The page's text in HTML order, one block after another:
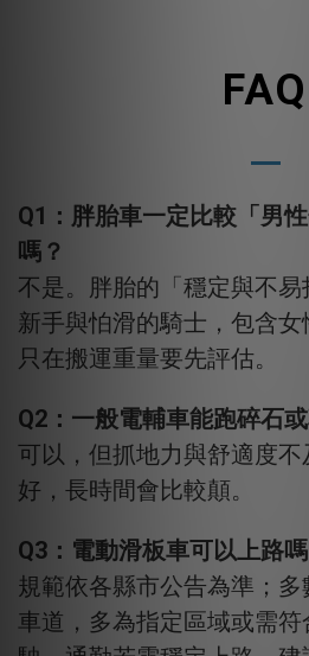
FAQ
Q1：胖胎車一定比較「男
嗎？
不是。胖胎的「穩定與不
新手與怕滑的騎士，包含女
只在搬運重量要先評估。
Q2：一般電輔車能跑碎石
可以，但抓地力與舒適度
好，長時間會比較顛。
Q3：電動滑板車可以上路嗎
規範依各縣市公告為準；
車道，多為指定區域或需